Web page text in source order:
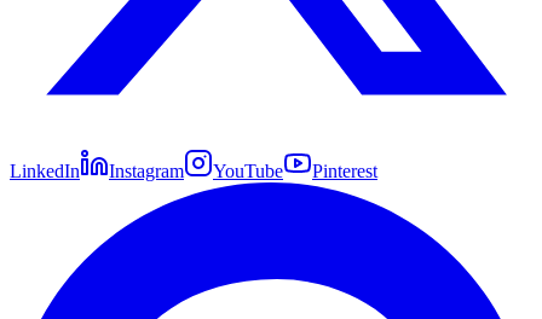
LinkedIn Instagram YouTube Pinterest